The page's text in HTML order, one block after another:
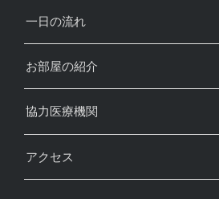
一日の流れ
お部屋の紹介
協力医療機関
アクセス